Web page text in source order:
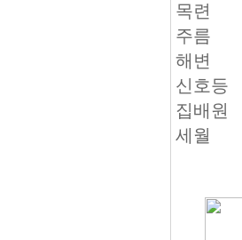
목련
주름
해변
신호등
집배원
세월